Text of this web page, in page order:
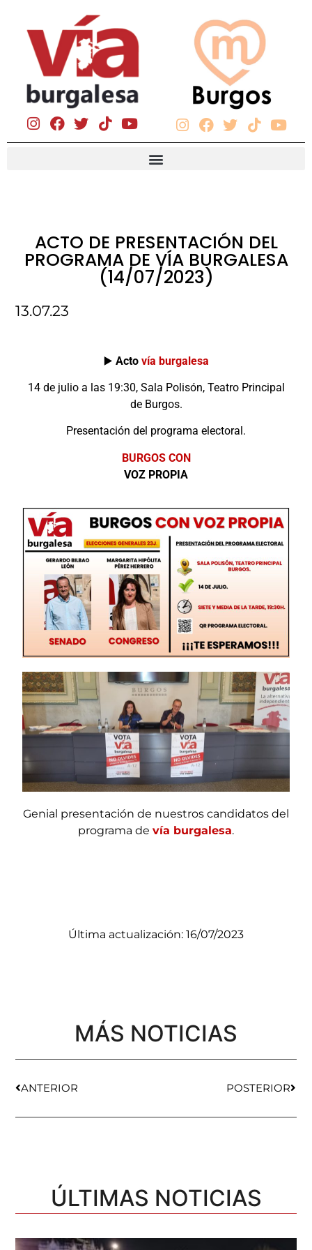
ACTO DE PRESENTACIÓN DEL
PROGRAMA DE VÍA BURGALESA
(14/07/2023)
13.07.23
▶️ Actovía burgalesa
14 de julio a las 19:30, Sala Polisón, Teatro Principal
de Burgos.
Presentación del programa electoral.
BURGOS CON
VOZ PROPIA
Genial presentación de nuestros candidatos del
programa de vía burgalesa.
Última actualización: 16/07/2023
MÁS NOTICIAS
ANTERIOR POSTERIOR
ÚLTIMAS NOTICIAS